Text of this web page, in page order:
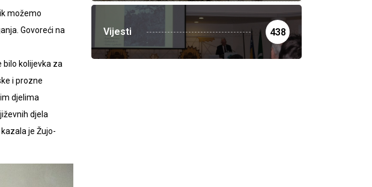
možemo
Govoreći na
kolijevka za
i prozne
djelima
djela
je Žujo-
Vijesti 438